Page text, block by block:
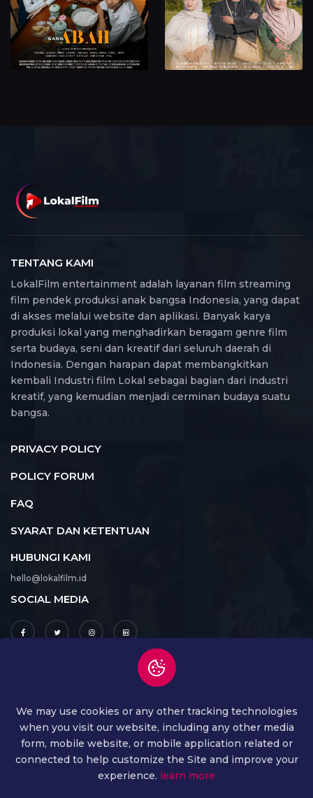
TENTANG KAMI
LokalFilm entertainment adalah layanan film streaming
film pendek produksi anak bangsa Indonesia, yang dapat
di akses melalui website dan aplikasi. Banyak karya
produksi lokal yang menghadirkan beragam genre film
serta budaya, seni dan kreatif dari seluruh daerah di
Indonesia. Dengan harapan dapat membangkitkan
kembali Industri film Lokal sebagai bagian dari industri
kreatif, yang kemudian menjadi cerminan budaya suatu
bangsa.
PRIVACY POLICY
POLICY FORUM
FAQ
SYARAT DAN KETENTUAN
HUBUNGI KAMI
hello@lokalfilm.id
SOCIAL MEDIA
We may use cookies or any other tracking technologies
when you visit our website, including any other media
form, mobile website, or mobile application related or
connected to help customize the Site and improve your
experience. learn more